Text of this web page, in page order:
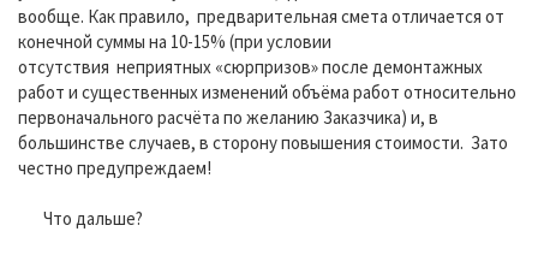
вообще. Как правило, предварительная смета отличается от
конечной суммы на 10-15% (при условии
отсутствия неприятных «сюрпризов» после демонтажных
работ и существенных изменений объёма работ относительно
первоначального расчёта по желанию Заказчика) и, в
большинстве случаев, в сторону повышения стоимости. Зато
честно предупреждаем!
Что дальше?